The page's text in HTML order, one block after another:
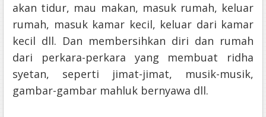
akan tidur, mau makan, masuk rumah, keluar
rumah, masuk kamar kecil, keluar dari kamar
kecil dll. Dan membersihkan diri dan rumah
dari perkara-perkara yang membuat ridha
syetan, seperti jimat-jimat, musik-musik,
gambar-gambar mahluk bernyawa dll.